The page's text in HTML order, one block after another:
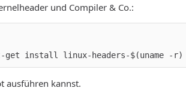
und Compiler & Co.:
get install linux-headers-$(uname -
ausführen kannst.